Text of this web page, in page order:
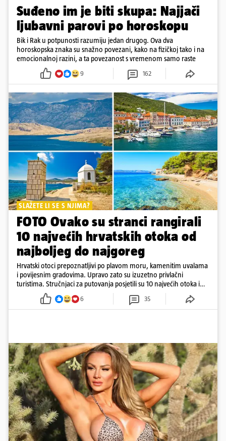
Suđeno im je biti skupa: Najjači
ljubavni parovi po horoskopu
Bik i Rak u potpunosti razumiju jedan drugog. Ova dva
horoskopska znaka su snažno povezani, kako na fizičkoj tako i na
emocionalnoj razini, a ta povezanost s vremenom samo raste
9 162
SLAŽETE LI SE S NJIMA?
FOTO Ovako su stranci rangirali
10 najvećih hrvatskih otoka od
najboljeg do najgoreg
Hrvatski otoci prepoznatljivi po plavom moru, kamenitim uvalama
i povijesnim gradovima. Upravo zato su izuzetno privlačni
turistima. Stručnjaci za putovanja posjetili su 10 najvećih otoka i
rangirali ih
6 35